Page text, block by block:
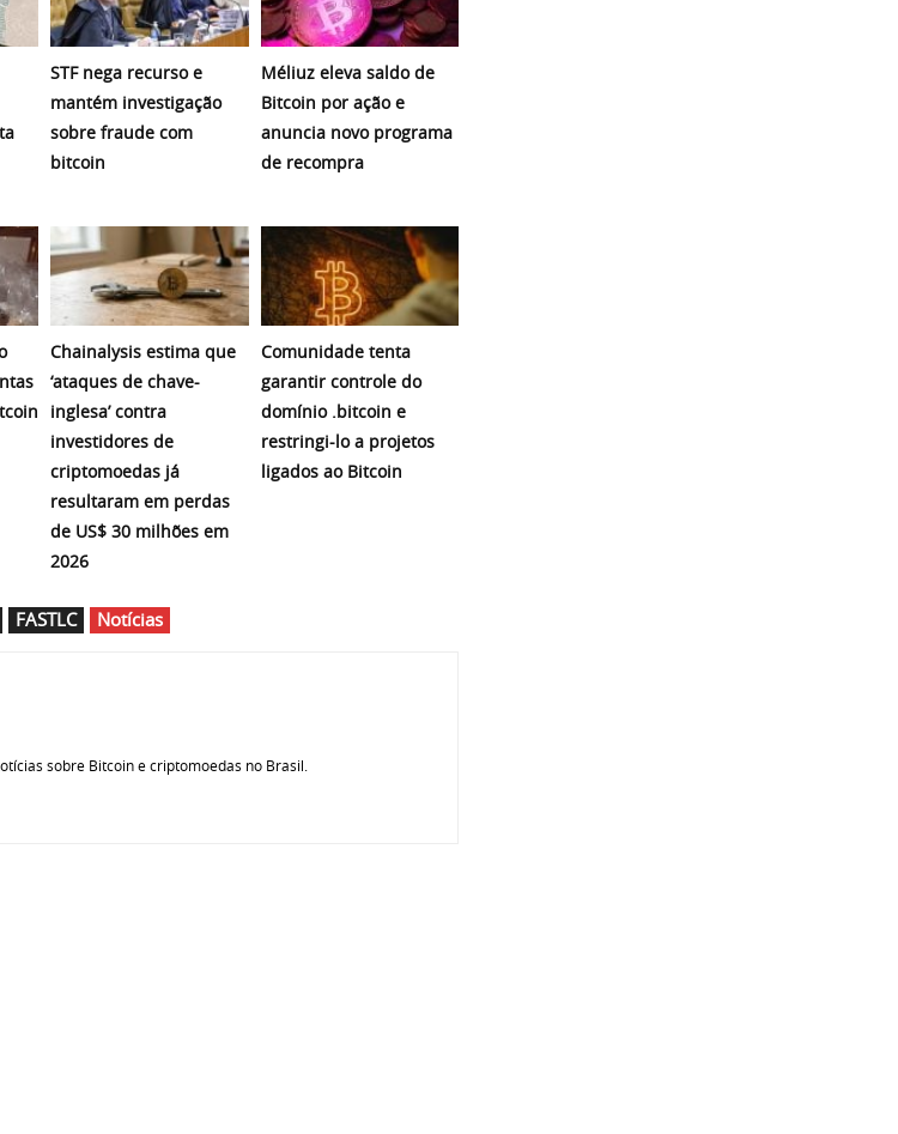
STF nega recurso e
mantém investigação
sobre fraude com
bitcoin
Méliuz eleva saldo de
Bitcoin por ação e
anuncia novo programa
de recompra
Chainalysis estima que
‘ataques de chave-
inglesa’ contra
investidores de
criptomoedas já
resultaram em perdas
de US$ 30 milhões em
2026
Comunidade tenta
garantir controle do
domínio .bitcoin e
restringi-lo a projetos
ligados ao Bitcoin
FASTLC Notícias
sobre Bitcoin e criptomoedas no Brasil.